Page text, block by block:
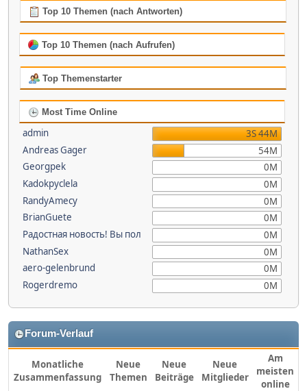
Top 10 Themen (nach Antworten)
Top 10 Themen (nach Aufrufen)
Top Themenstarter
Most Time Online
admin
3S 44M
Andreas Gager
54M
Georgpek
0M
Kadokpyclela
0M
RandyAmecy
0M
BrianGuete
0M
Радостная новость! Вы пол
0M
NathanSex
0M
aero-gelenbrund
0M
Rogerdremo
0M
Forum-Verlauf
Monatliche
Zusammenfassung
Neue
Themen
Neue
Beiträge
Neue
Mitglieder
Am
meisten
online